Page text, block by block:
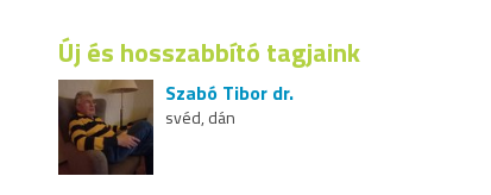
Új és hosszabbító tagjaink
Szabó Tibor dr.
svéd, dán